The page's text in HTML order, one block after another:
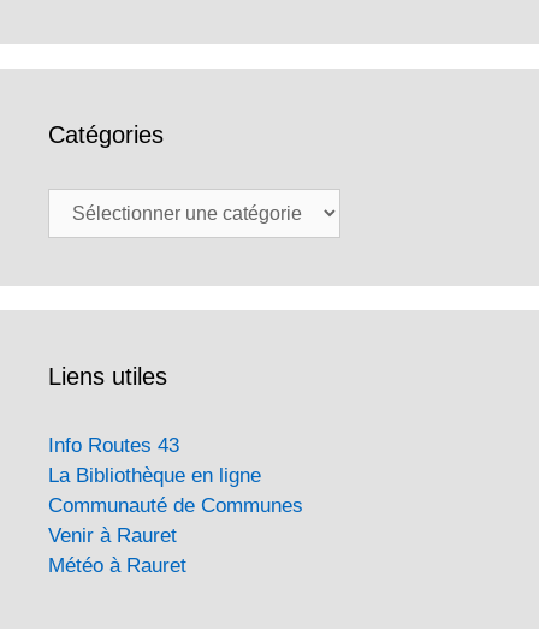
Catégories
Catégories
Liens utiles
Info Routes 43
La Bibliothèque en ligne
Communauté de Communes
Venir à Rauret
Météo à Rauret